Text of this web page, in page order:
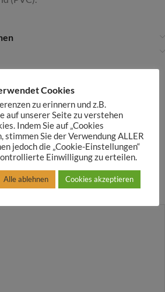
für „Ohrringe Polymer Clay 2“
nicht veröffentlicht.Erforderliche
Cookies
zu erinnern und z.B.
auf unserer Seite zu verstehen
Indem Sie auf „Cookies
stimmen Sie der Verwendung ALLER
jedoch die „Cookie-Einstellungen“
Einwilligung zu erteilen.
Alle ablehnen Cookies akzeptieren